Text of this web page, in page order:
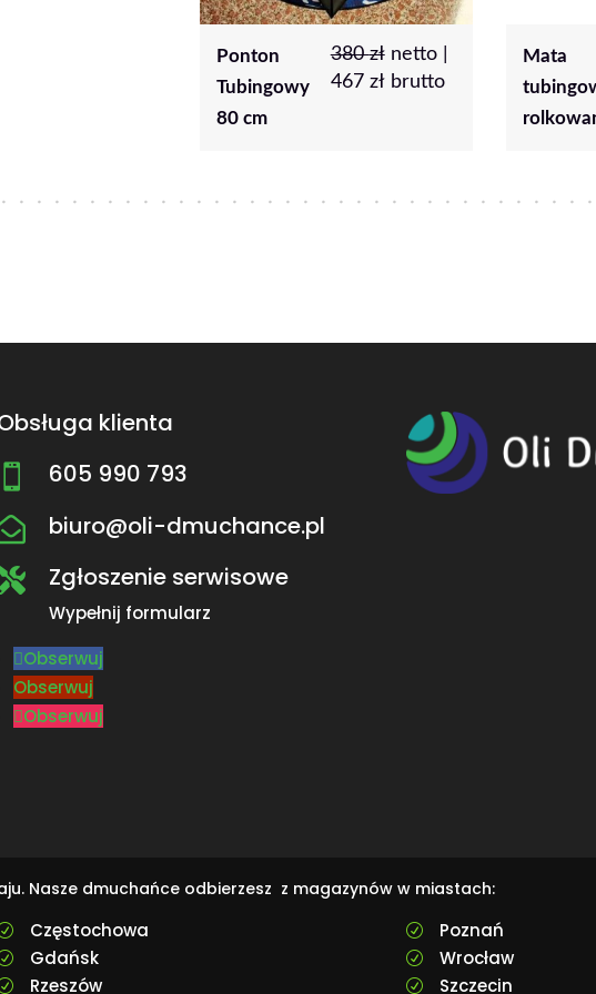
Mata
tubingowa z
rolkowaniem
400 zł netto
|492zł
plac
Pandy
klienta
 605 990 793
biuro@oli-dmuchance.pl
Zgłoszenie serwisowe
Wypełnij formularz
Obserwuj
Obserwuj
Obserwuj
Nasze dmuchańce odbierzesz z magazynów w miastach:
Częstochowa
Gdańsk
Rzeszów
R Poznań
R Wrocław
R Szczecin